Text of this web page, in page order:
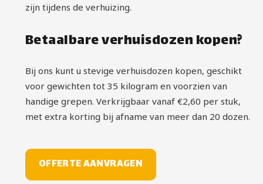
zijn tijdens de verhuizing.
Betaalbare verhuisdozen kopen?
Bij ons kunt u stevige verhuisdozen kopen, geschikt
voor gewichten tot 35 kilogram en voorzien van
handige grepen. Verkrijgbaar vanaf €2,60 per stuk,
met extra korting bij afname van meer dan 20 dozen.
OFFERTE AANVRAGEN